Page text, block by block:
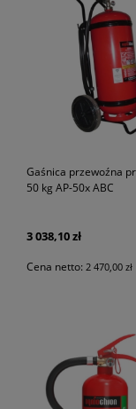
Gaśnica przewoźna
50 kg AP-50x ABC
3 038,10 zł
Cena netto: 2 470,00 zł